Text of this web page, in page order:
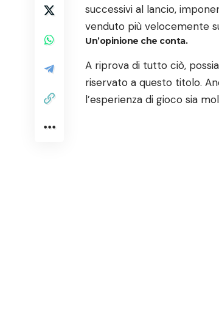
successivi al lancio,
venduto più velocemente
Un’opinione che conta.
A riprova di tutto ciò,
riservato a questo titolo.
l’esperienza di gioco sia